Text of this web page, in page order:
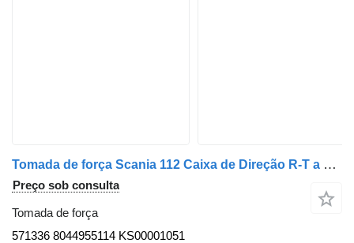
Tomada de força Scania 112 Caixa de Direção R-T a 143 / K112 / 571336 para camião Scania
Preço sob consulta
Tomada de força
571336 8044955114 KS00001051